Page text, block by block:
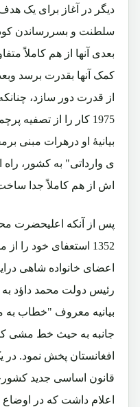
دیگر در آغاز برای یک
سلطنت و بسررساندن
بعدی آنها از هم کاملاً
کمک آنها بقدرت برسد
1975 کار را از تصفیه
بیانیۀ او درهرات مبنی
ی وارداتی" به کشور، راه
اش از هم کاملاً جدا
1352 استعفای خود
اعضای خانواده شاهی
رئیس دولت محمد داؤد
بیانیه معروف "خطاب
جانبه به حیث خط مشی
افغانستان پخش نمود. در
قانون اساسی جدید
اعلام داشت که در